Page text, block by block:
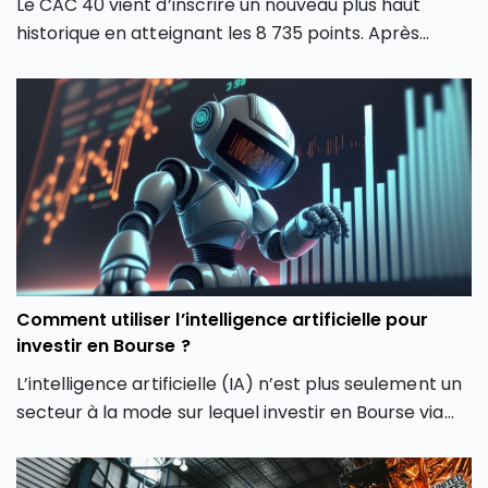
historique en atteignant les 8 735 points. Après
parisien semble avoir retrouvé une dynamique
haussière en dépassant son précédent record de
février 2026. Comment expliquer cette envolée du
CAC 40 ? Quels secteurs tirent actuellement l’indice
parisien ? Et surtout, cette hausse du CAC 40 peut-
elle encore se poursuivre ou faut-il s’attendre à une
phase de consolidation ?
Comment utiliser l’intelligence artificielle pour
investir en Bourse ?
L’intelligence artificielle (IA) n’est plus seulement un
secteur à la mode sur lequel investir en Bourse via
même de notre façon d’investir en Bourse avec de